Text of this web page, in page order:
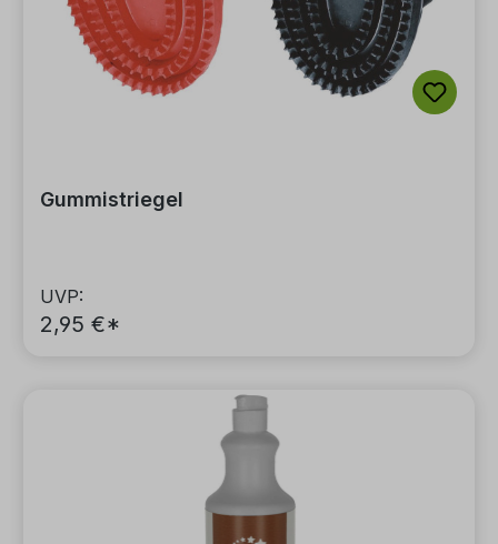
Gummistriegel
UVP:
2,95 €*